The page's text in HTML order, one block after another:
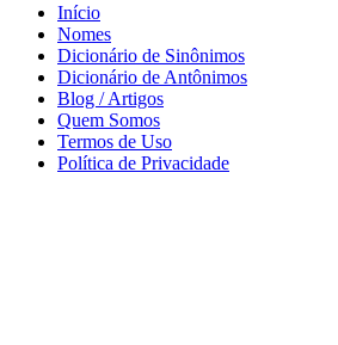
Início
Nomes
Dicionário de Sinônimos
Dicionário de Antônimos
Blog / Artigos
Quem Somos
Termos de Uso
Política de Privacidade